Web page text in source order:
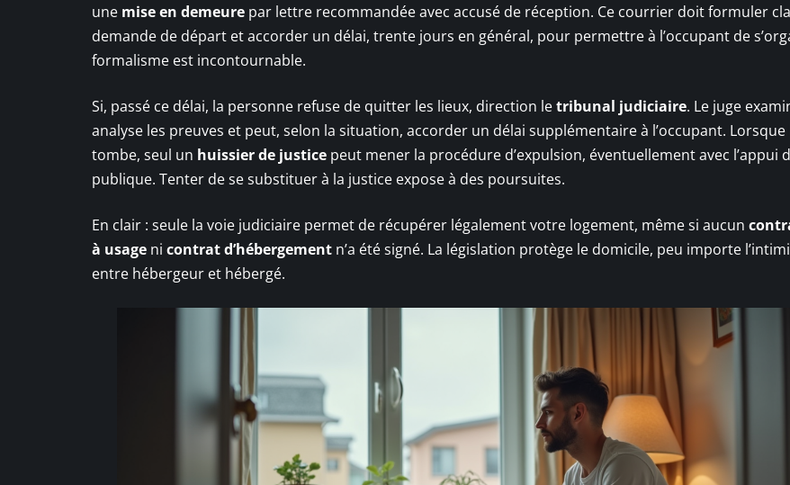
une mise en demeure par lettre recommandée avec accusé de réception. Ce courrier doit formuler
demande de départ et accorder un délai, trente jours en général, pour permettre à l’occupant de
formalisme est incontournable.
Si, passé ce délai, la personne refuse de quitter les lieux, direction letribunal judiciaire. Le juge
analyse les preuves et peut, selon la situation, accorder un délai supplémentaire à l’occupant. Lorsque
tombe, seul un huissier de justice peut mener la procédure d’expulsion, éventuellement avec l’appui
publique. Tenter de se substituer à la justice expose à des poursuites.
En clair : seule la voie judiciaire permet de récupérer légalement votre logement, même si aucun
à usage ni contrat d’hébergement n’a été signé. La législation protège le domicile, peu importe
entre hébergeur et hébergé.